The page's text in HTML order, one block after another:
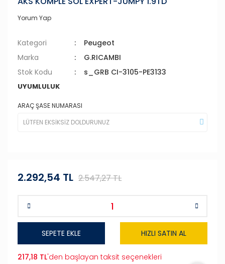
Yorum Yap
Kategori
Peugeot
Marka
G.RICAMBI
Stok Kodu
s_GRB CI-3105-PE3133
UYUMLULUK
ARAÇ ŞASE NUMARASI
2.292,54 TL 2.547,27 TL
SEPETE EKLE HIZLI SATIN AL
217,18 TL'den başlayan taksit seçenekleri